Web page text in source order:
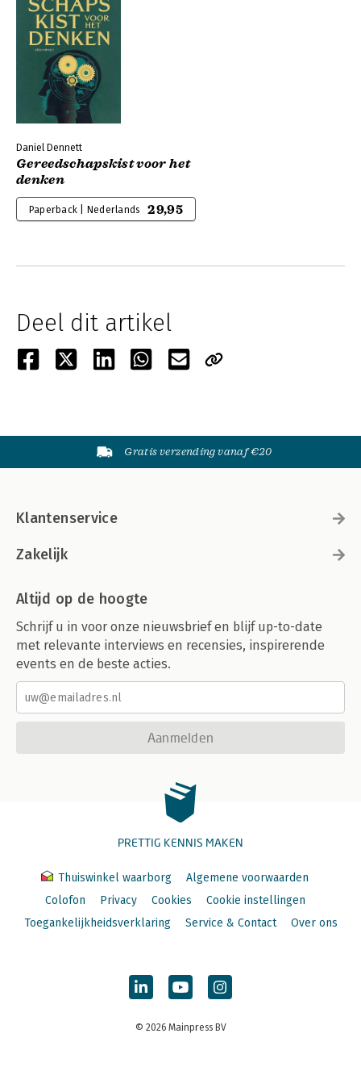
Daniel Dennett
Gereedschapskist voor het
denken
Paperback | Nederlands 29,95
Deel dit artikel
Gratis verzending vanaf €20
Klantenservice
Zakelijk
Altijd op de hoogte
Schrijf u in voor onze nieuwsbrief en blijf up-to-date
met relevante interviews en recensies, inspirerende
events en de beste acties.
Aanmelden
PRETTIG KENNIS MAKEN
Thuiswinkel waarborg
Algemene voorwaarden
Colofon
Privacy Cookies
Cookie instellingen
Toegankelijkheidsverklaring
Service & Contact Over ons
© 2026 Mainpress BV